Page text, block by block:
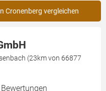
Cronenberg vergleichen
(23km von 66877